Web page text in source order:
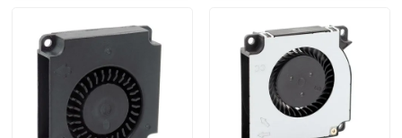
DC Çapraz Akış Fanı
Enerji Tasarruflu Soğutma Fanı